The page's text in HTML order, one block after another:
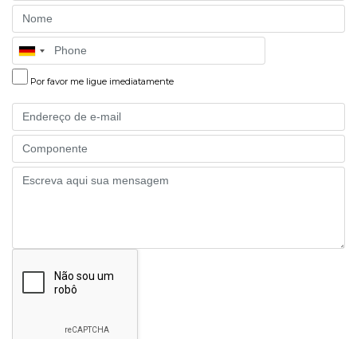
Name
Phone
Por favor me ligue imediatamente
Email
Part
Message